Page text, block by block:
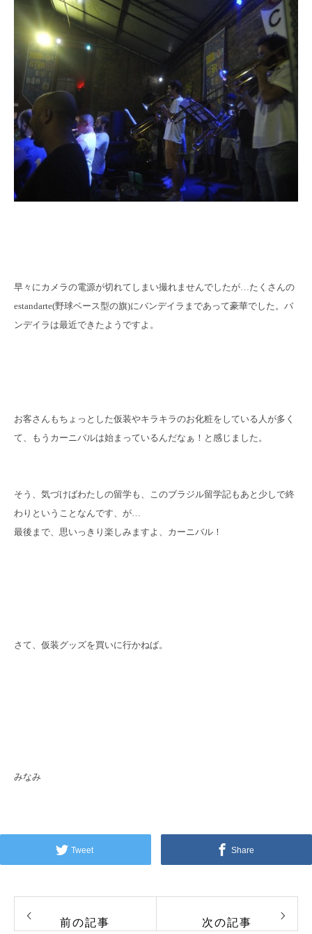
早々にカメラの電源が切れてしまい撮れませんでしたが…たくさんの
estandarte(野球ベース型の旗)にバンデイラまであって豪華でした。バ
ンデイラは最近できたようですよ。
お客さんもちょっとした仮装やキラキラのお化粧をしている人が多く
て、もうカーニバルは始まっているんだなぁ！と感じました。
そう、気づけばわたしの留学も、このブラジル留学記もあと少しで終
わりということなんです、が…
最後まで、思いっきり楽しみますよ、カーニバル！
さて、仮装グッズを買いに行かねば。
みなみ
Tweet Share
前の記事 次の記事